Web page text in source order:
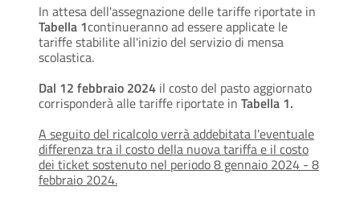
In attesa dell'assegnazione delle tariffe riportate in
Tabella 1continueranno ad essere applicate le
tariffe stabilite all'inizio del servizio di mensa
scolastica.
Dal 12 febbraio 2024 il costo del pasto aggiornato
corrisponderà alle tariffe riportate in Tabella 1.
A seguito del ricalcolo verrà addebitata l'eventuale
differenza tra il costo della nuova tariffa e il costo
dei ticket sostenuto nel periodo 8 gennaio 2024 - 8
febbraio 2024.